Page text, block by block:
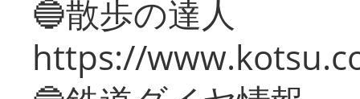
🔵散歩の達人
https://